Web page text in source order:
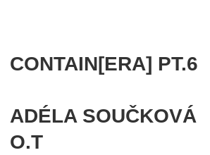
CONTAIN[ERA] PT.6
ADÉLA SOUČKOVÁ
O.T